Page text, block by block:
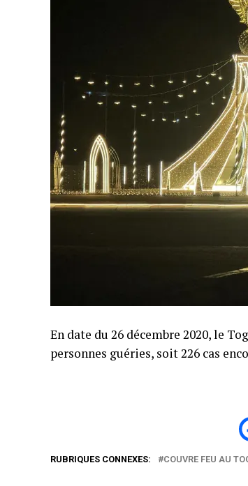
En date du 26 décembre 2020, le
personnes guéries, soit 226 cas
RUBRIQUES CONNEXES: COUVRE FEU AU